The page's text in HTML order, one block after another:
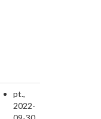
pt.,
2022-